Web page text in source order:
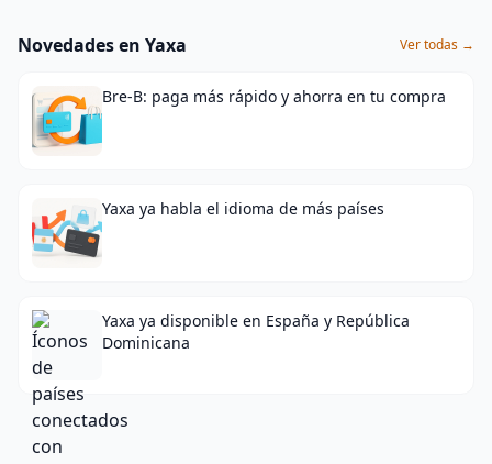
Novedades en Yaxa Ver todas →
Bre-B: paga más rápido y ahorra en tu compra
Yaxa ya habla el idioma de más países
Yaxa ya disponible en España y República
Dominicana